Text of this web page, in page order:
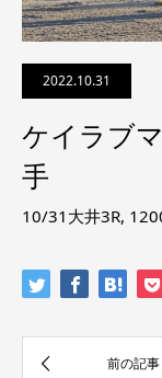
2022.10.31
ケイラブ
手
10/31大井3R,